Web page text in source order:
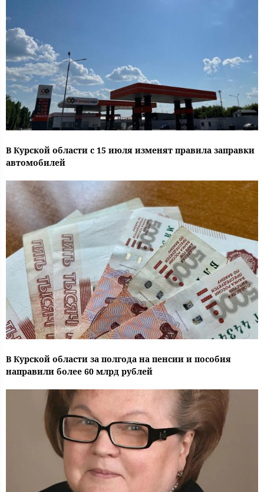
В Курской области с 15 июля изменят правила заправки
автомобилей
В Курской области за полгода на пенсии и пособия
направили более 60 млрд рублей